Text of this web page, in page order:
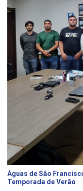
Águas de São
Temporada de Verão